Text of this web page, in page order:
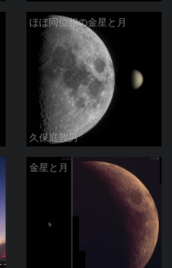
ほぼ同位相の金星と月
久保庭敦男
金星と月